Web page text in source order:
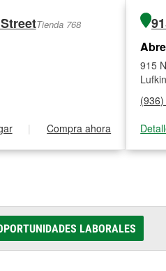
Tienda 768
| Compra ahora
915
LABORALES